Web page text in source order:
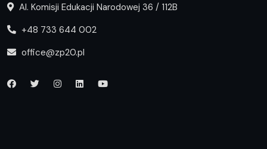
Al. Komisji Edukacji Narodowej 36 / 112B
+48 733 644 002
office@zp20.pl